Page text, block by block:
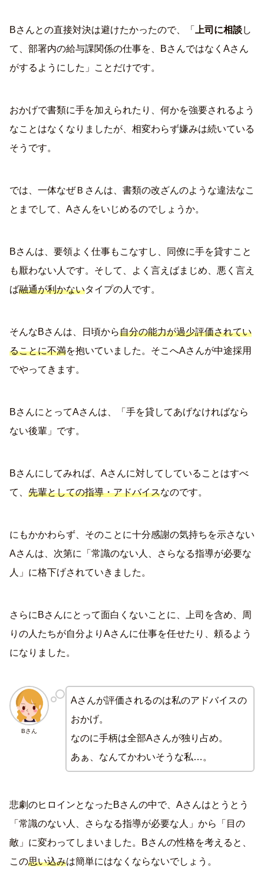
Bさんとの直接対決は避けたかったので、「 上司に相談し
て、部署内の給与課関係の仕事を、BさんではなくAさん
がするようにした」ことだけです。
おかげで書類に手を加えられたり、何かを強要されるよう
なことはなくなりましたが、相変わらず嫌みは続いている
そうです。
では、一体なぜＢさんは、書類の改ざんのような違法なこ
とまでして、Aさんをいじめるのでしょうか。
Bさんは、要領よく仕事もこなすし、同僚に手を貸すこと
も厭わない人です。そして、よく言えばまじめ、悪く言え
ば融通が利かないタイプの人です。
そんなBさんは、日頃から自分の能力が過少評価されてい
ることに不満を抱いていました。そこへAさんが中途採用
でやってきます。
BさんにとってAさんは、「手を貸してあげなければなら
ない後輩」です。
Bさんにしてみれば、Aさんに対してしていることはすべ
て、 先輩としての指導・アドバイスなのです。
にもかかわらず、そのことに十分感謝の気持ちを示さない
Aさんは、次第に「常識のない人、さらなる指導が必要な
人」に格下げされていきました。
さらにBさんにとって面白くないことに、上司を含め、周
りの人たちが自分よりAさんに仕事を任せたり、頼るよう
になりました。
Bさん
Aさんが評価されるのは私のアドバイスの
おかげ。
なのに手柄は全部Aさんが独り占め。
あぁ、なんてかわいそうな私…。
悲劇のヒロインとなったBさんの中で、Aさんはとうとう
「常識のない人、さらなる指導が必要な人」から「目の
敵」に変わってしまいました。Bさんの性格を考えると、
この思い込みは簡単にはなくならないでしょう。